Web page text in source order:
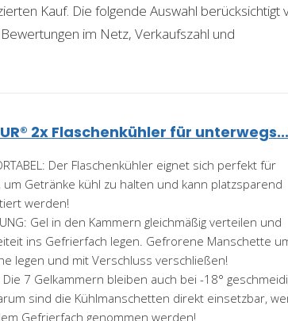
Kauf. Die folgende Auswahl berücksichtigt
im Netz, Verkaufszahl und
2x Flaschenkühler für
Der Flaschenkühler eignet sich perfekt für
um Getränke kühl zu halten und kann platzsparend
werden!
Gel in den Kammern gleichmäßig verteilen und
ins Gefrierfach legen. Gefrorene Manschette
legen und mit Verschluss verschließen!
Die 7 Gelkammern bleiben auch bei -18°
sind die Kühlmanschetten direkt einsetzbar,
Gefrierfach genommen werden!